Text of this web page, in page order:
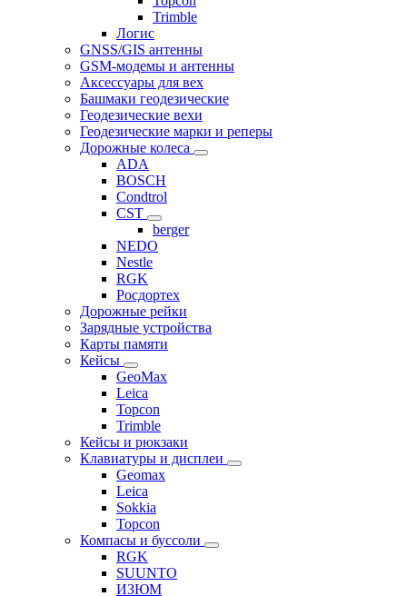
Trimble
Логис
GNSS/GIS антенны
GSM-модемы и антенны
Аксессуары для вех
Башмаки геодезические
Геодезические вехи
Геодезические марки и реперы
Дорожные колеса
ADA
BOSCH
Condtrol
CST
berger
NEDO
Nestle
RGK
Росдортех
Дорожные рейки
Зарядные устройства
Карты памяти
Кейсы
GeoMax
Leica
Topcon
Trimble
Кейсы и рюкзаки
Клавиатуры и дисплеи
Geomax
Leica
Sokkia
Topcon
Компасы и буссоли
RGK
SUUNTO
ИЗЮМ